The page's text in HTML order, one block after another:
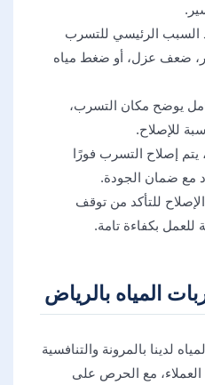
السبب الرئيسي للتسرب
ضعف عزل، أو ضغط مياه
يوضح مكان التسرب،
للإصلاح.
إصلاح التسرب فورًا
مع ضمان الجودة.
للتأكد من توقف
بكفاءة تامة.
المياه بالرياض
لدينا بالمرونة والتنافسية
مع الحرص على